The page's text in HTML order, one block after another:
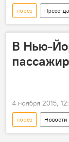
порез Пресс-
Казахстан
В Нью-
4 ноября 2015,
порез Новости
нападение